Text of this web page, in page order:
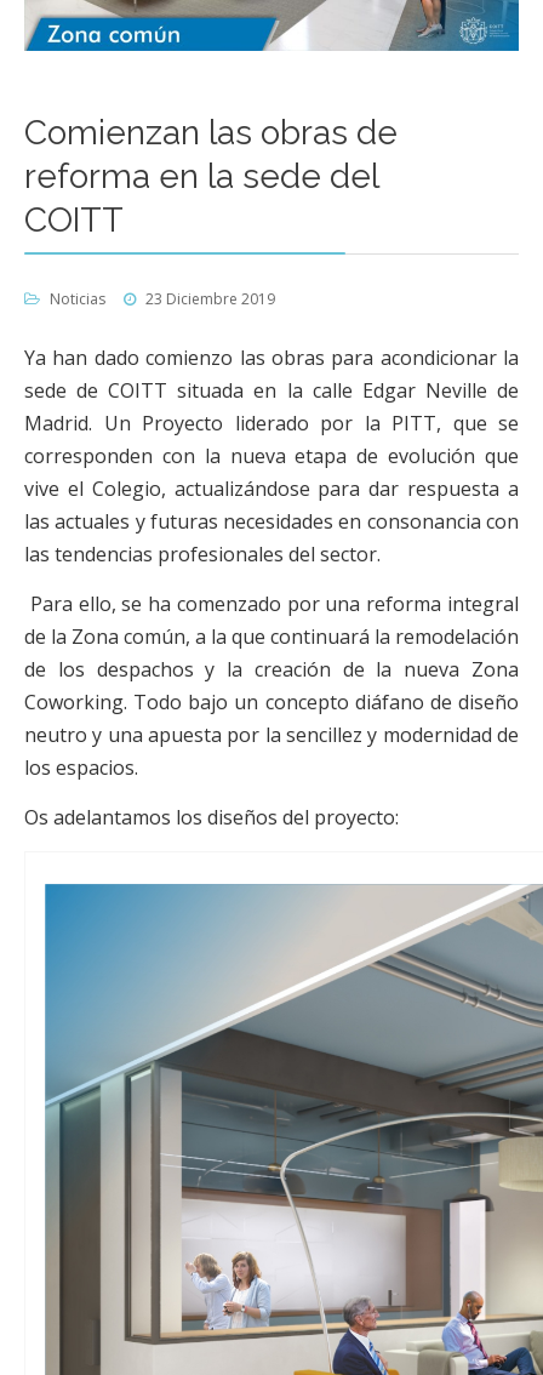
Comienzan las obras de
reforma en la sede del
COITT
Noticias 23 Diciembre 2019
Ya han dado comienzo las obras para acondicionar la
sede de COITT situada en la calle Edgar Neville de
Madrid. Un Proyecto liderado por la PITT, que se
corresponden con la nueva etapa de evolución que
vive el Colegio, actualizándose para dar respuesta a
las actuales y futuras necesidades en consonancia con
las tendencias profesionales del sector.
Para ello, se ha comenzado por una reforma integral
de la Zona común, a la que continuará la remodelación
de los despachos y la creación de la nueva Zona
Coworking. Todo bajo un concepto diáfano de diseño
neutro y una apuesta por la sencillez y modernidad de
los espacios.
Os adelantamos los diseños del proyecto: